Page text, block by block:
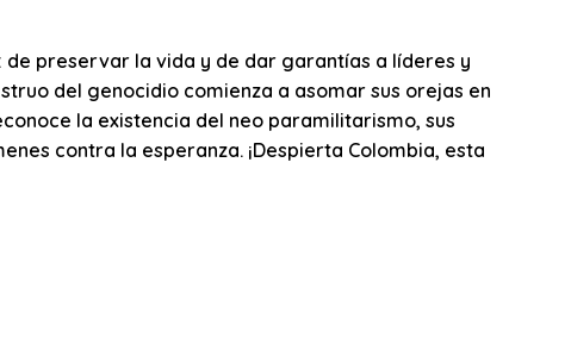
preservar la vida y de dar garantías a líderes y
del genocidio comienza a asomar sus orejas en
la existencia del neo paramilitarismo, sus
contra la esperanza. ¡Despierta Colombia, esta